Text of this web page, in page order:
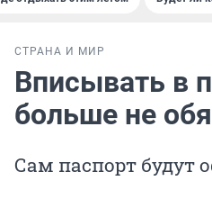
СТРАНА И МИР
Вписывать в
больше не
Сам паспорт будут